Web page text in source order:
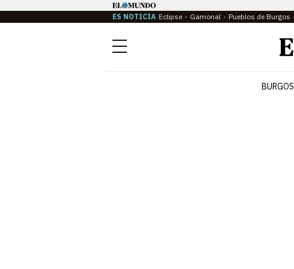
ES NOTICIA Eclipse Gamonal Pueblos de Burgos
Menú
BURGOS